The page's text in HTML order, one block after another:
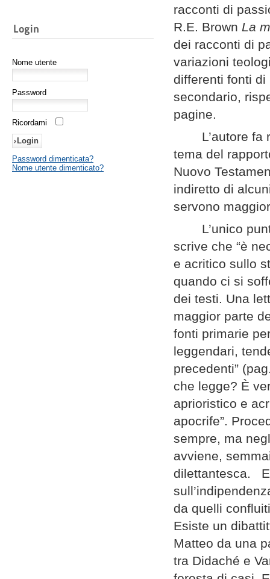
Login
Nome utente
Password
Ricordami
Password dimenticata?
Nome utente dimenticato?
racconti di
R.E. Brown La
dei racconti di
variazioni
differenti fonti
secondario,
pagine.
L’autore
tema del
Nuovo
indiretto di
servono
L’unico
scrive che “è
e acritico sullo
quando ci si
dei testi. Una
maggior parte
fonti primarie
leggendari,
precedenti”
che legge? È
aprioristico e
apocrife”.
sempre, ma
avviene,
dilettantesca.
da quelli
Esiste un
Matteo da una
tra Didaché e